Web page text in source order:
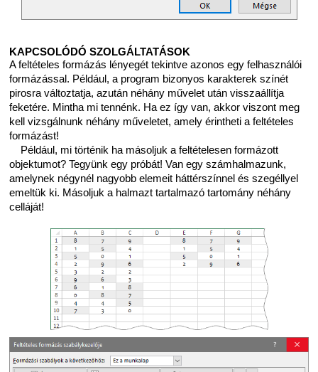
KAPCSOLÓDÓ SZOLGÁLTATÁSOK
A feltételes formázás lényegét tekintve azonos egy felhasználói
formázással. Például, a program bizonyos karakterek színét
pirosra változtatja, azután néhány művelet után visszaállítja
feketére. Mintha mi tennénk. Ha ez így van, akkor viszont meg
kell vizsgálnunk néhány műveletet, amely érintheti a feltételes
formázást!
Például, mi történik ha másoljuk a feltételesen formázott
objektumot? Tegyünk egy próbát! Van egy számhalmazunk,
amelynek négynél nagyobb elemeit háttérszínnel és szegéllyel
emeltük ki. Másoljuk a halmazt tartalmazó tartomány néhány
celláját!